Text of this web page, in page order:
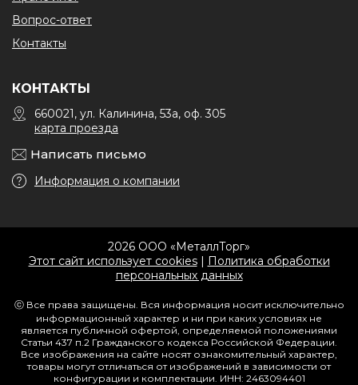
Вопрос-ответ
Контакты
КОНТАКТЫ
660021, ул. Калинина, 53а, оф. 305
карта проезда
Написать письмо
Информация о компании
2026 ООО «МеталлТорг»
Этот сайт использует cookies| Политика обработки
персональных данных
ⓒ Все права защищены. Вся информация носит исключительно
информационный характер и ни при каких условиях не
является публичной офертой, определяемой положениями
Статьи 437 п.2 Гражданского кодекса Российской Федерации.
Все изображения на сайте носят ознакомительный характер,
товары могут отличаться от изображений в зависимости от
конфигурации и комплектации. ИНН: 2463094401